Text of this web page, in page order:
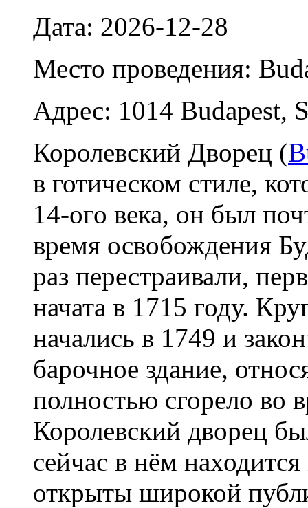
Дата: 2026-12-28
Место проведения:
Адрес: 1014 Budapest,
Королевский Дворец (
в готическом стиле,
14-ого века, он был
время освобождения
раз перестраивали,
начата в 1715 году.
начались в 1749 и
барочное здание,
полностью сгорело
Королевский дворец
сейчас в нём
открыты широкой